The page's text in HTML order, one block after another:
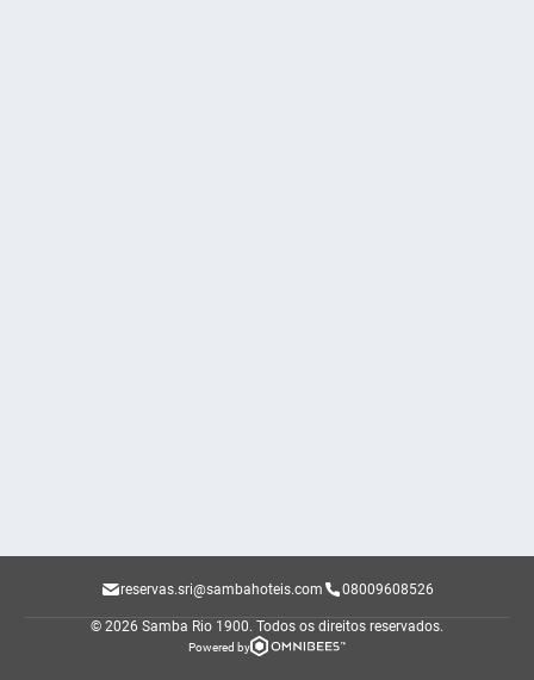
reservas.sri@sambahoteis.com 08009608526
© 2026 Samba Rio 1900. Todos os direitos reservados.
Powered by